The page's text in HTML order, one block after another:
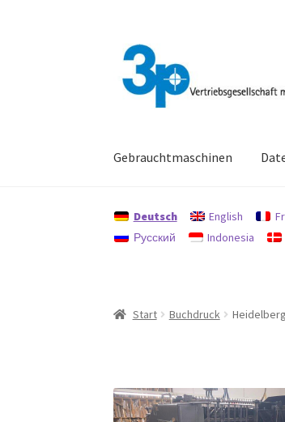
Navigation
springen
Zum
Inhalt
springen
Gebrauchtmaschinen
Deutsch English
Русский
Indonesia
Start Buchdruck